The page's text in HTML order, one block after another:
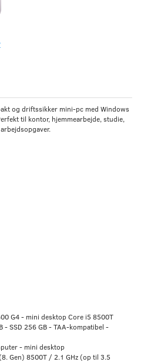
og driftssikker mini-pc med Windows
til kontor, hjemmearbejde, studie,
G4 - mini desktop Core i5 8500T
- SSD 256 GB - TAA-kompatibel -
- mini desktop
Gen) 8500T / 2.1 GHz (op til 3.5